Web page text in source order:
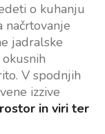
o kuhanju
načrtovanje
jadralske
V spodnjih
izzive
in viri ter